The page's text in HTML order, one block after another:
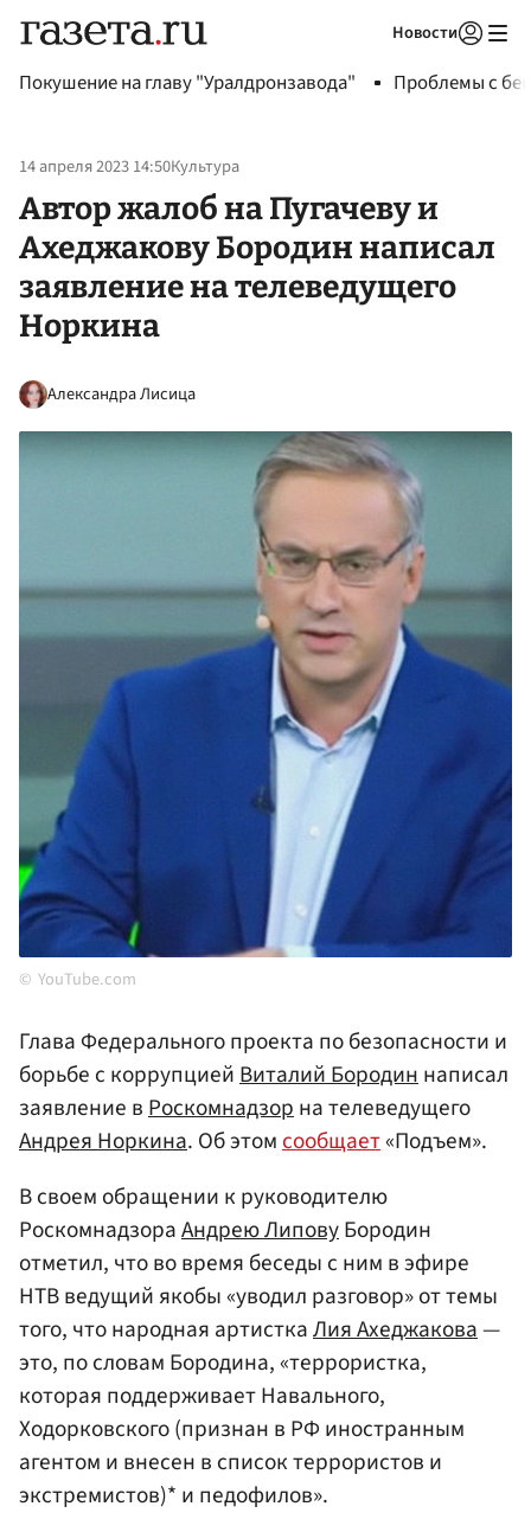
Новости
Покушение на главу "Уралдронзавода" Проблемы с
14 апреля 2023 14:50Культура
Автор жалоб на Пугачеву и
Ахеджакову Бородин написал
заявление на телеведущего
Норкина
Александра Лисица
YouTube.com
Глава Федерального проекта по безопасности и
борьбе с коррупциейВиталий Бородиннаписал
заявление вРоскомнадзорна телеведущего
Андрея Норкина. Об этомсообщает«Подъем».
В своем обращении к руководителю
РоскомнадзораАндрею ЛиповуБородин
отметил, что во время беседы с ним в эфире
НТВ ведущий якобы «уводил разговор» от темы
того, что народная артисткаЛия Ахеджакова—
это, по словам Бородина, «террористка,
которая поддерживает Навального,
Ходорковского (признан в РФ иностранным
агентом и внесен в список террористов и
экстремистов)* и педофилов».